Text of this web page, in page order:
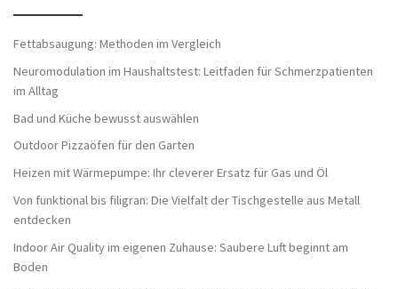
Fettabsaugung: Methoden im Vergleich
Neuromodulation im Haushaltstest: Leitfaden für Schmerzpatienten
im Alltag
Bad und Küche bewusst auswählen
Outdoor Pizzaöfen für den Garten
Heizen mit Wärmepumpe: Ihr cleverer Ersatz für Gas und Öl
Von funktional bis filigran: Die Vielfalt der Tischgestelle aus Metall
entdecken
Indoor Air Quality im eigenen Zuhause: Saubere Luft beginnt am
Boden